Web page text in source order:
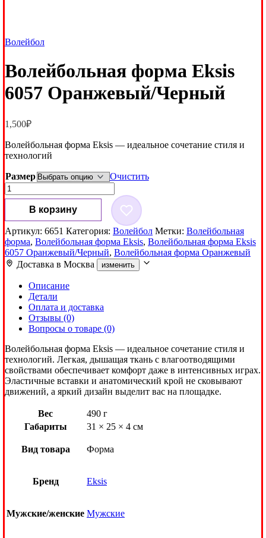
Волейбол
Волейбольная форма Eksis
6057 Оранжевый/Черный
1,500₽
Волейбольная форма Eksis — идеальное сочетание стиля и
технологий
Размер
Очистить
Количество
товара
Волейбольная
форма
Eksis
6057
Оранжевый/
Черный
В корзину
Артикул: 6651 Категория: Волейбол Метки: Волейбольная
форма, Волейбольная форма Eksis, Волейбольная форма Eksis
6057 Оранжевый/Черный, Волейбольная форма Оранжевый
Доставка в Москва изменить
Описание
Детали
Оплата и доставка
Отзывы (0)
Вопросы о товаре (0)
Волейбольная форма Eksis — идеальное сочетание стиля и
технологий. Легкая, дышащая ткань с влагоотводящими
свойствами обеспечивает комфорт даже в интенсивных играх.
Эластичные вставки и анатомический крой не сковывают
движений, а яркий дизайн выделит вас на площадке.
Вес
490 г
Габариты
31 × 25 × 4 см
Вид товара Форма
Бренд Eksis
Мужские/женские Мужские